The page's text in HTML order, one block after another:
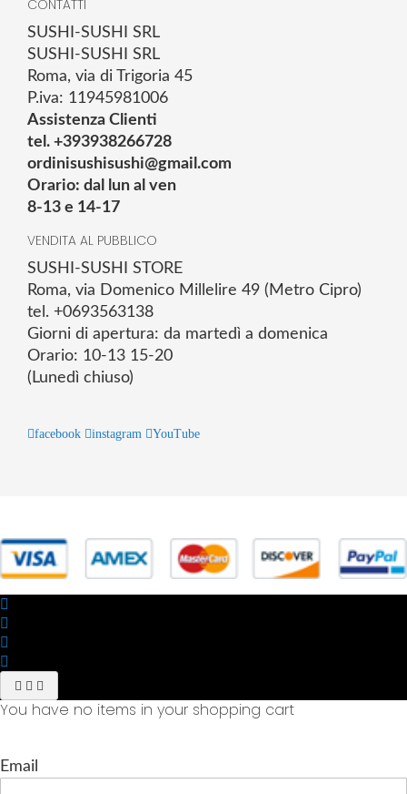
CONTATTI
SUSHI-SUSHI SRL
SUSHI-SUSHI SRL
Roma, via di Trigoria 45
P.iva: 11945981006
Assistenza Clienti
tel. +393938266728
ordinisushisushi@gmail.com
Orario: dal lun al ven
8-13 e 14-17
VENDITA AL PUBBLICO
SUSHI-SUSHI STORE
Roma, via Domenico Millelire 49 (Metro Cipro)
tel. +0693563138
Giorni di apertura: da martedì a domenica
Orario: 10-13 15-20
(Lunedì chiuso)
facebook instagram YouTube
You have no items in your shopping cart
Email